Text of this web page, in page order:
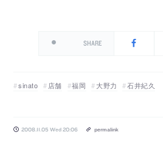
SHARE
sinato 店舗 福岡 大野力 石井紀久
2008.11.05 Wed 20:06 permalink